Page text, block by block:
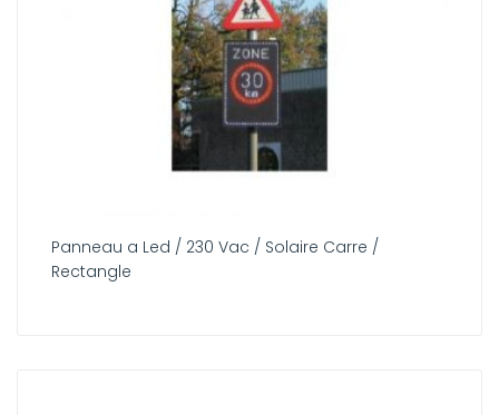
Panneau a Led / 230 Vac / Solaire Carre /
Rectangle